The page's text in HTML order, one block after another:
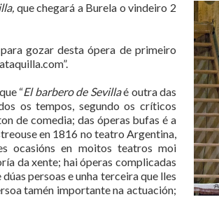
que chegará a Burela o vindeiro 2
gozar desta ópera de primeiro
“El barbero de Sevillaé outra das
os tempos, segundo os críticos
de comedia; das óperas bufas é a
en 1816 no teatro Argentina,
ocasións en moitos teatros moi
da xente; hai óperas complicadas
persoas e unha terceira que lles
tamén importante na actuación;